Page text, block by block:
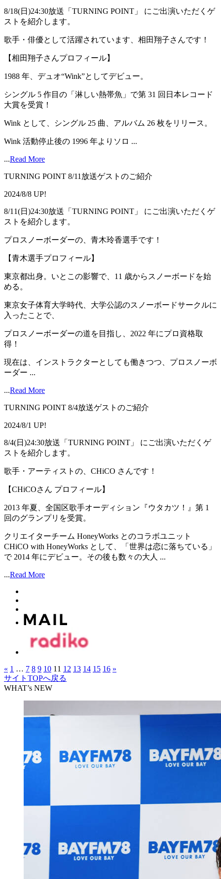
8/18(日)24:30放送「TURNING POINT」 にご出演いただくゲ
ストを紹介します。
歌手・俳優として活躍されています、相田翔子さんです！
【相田翔子さんプロフィール】
1988 年、デュオ“Wink”としてデビュー。
シングル 5 作目の「淋しい熱帯魚」で第 31 回日本レコード
大賞を受賞！
Wink として、シングル 25 曲、アルバム 26 枚をリリース。
Wink 活動停止後の 1996 年よりソロ ...
...Read More
TURNING POINT 8/11放送ゲストのご紹介
2024/8/8 UP!
8/11(日)24:30放送「TURNING POINT」 にご出演いただくゲ
ストを紹介します。
プロスノーボーダーの、青木玲香選手です！
【青木選手プロフィール】
東京都出身。いとこの影響で、11 歳からスノーボードを始
める。
東京女子体育大学時代、大学公認のスノーボードサークルに
入ったことで、
プロスノーボーダーの道を目指し、2022 年にプロ資格取
得！
現在は、インストラクターとしても働きつつ、プロスノーボ
ーダー ...
...Read More
TURNING POINT 8/4放送ゲストのご紹介
2024/8/1 UP!
8/4(日)24:30放送「TURNING POINT」 にご出演いただくゲ
ストを紹介します。
歌手・アーティストの、CHiCO さんです！
【CHiCOさん プロフィール】
2013 年夏、全国区歌手オーディション『ウタカツ！』第 1
回のグランプリを受賞。
クリエイターチーム HoneyWorks とのコラボユニット
CHiCO with HoneyWorks として、「世界は恋に落ちている」
で 2014 年にデビュー。その後も数々の大人 ...
...Read More
« 1 … 7 8 9 10 11 12 13 14 15 16 »
サイトTOPへ戻る
WHAT’s NEW